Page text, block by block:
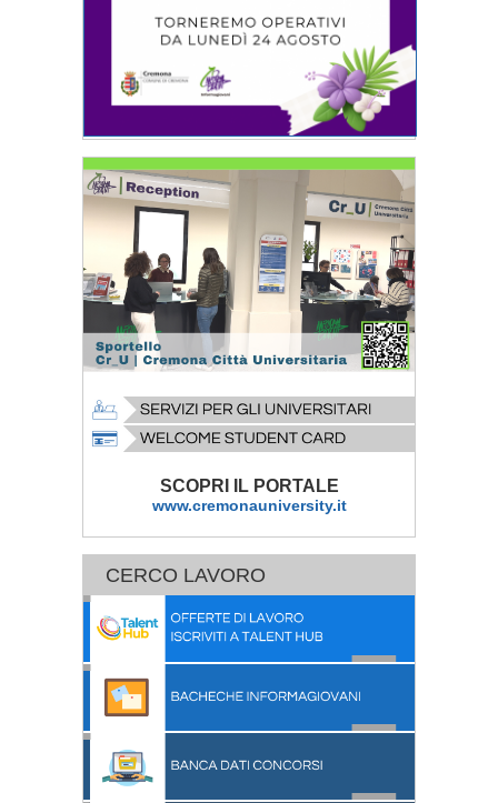
SCOPRI IL PORTALE
www.cremonauniversity.it
CERCO LAVORO